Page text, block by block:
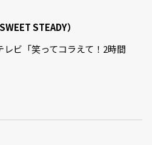
STEADY）
レビ「笑ってコラえて！2時間